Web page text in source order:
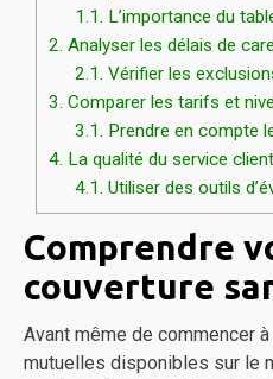
1.1. L’importance du
2. Analyser les délais de
2.1. Vérifier les
3. Comparer les tarifs et
3.1. Prendre en compte
4. La qualité du service client
4.1. Utiliser des outils
Comprendre
couverture
Avant même de commencer
mutuelles disponibles sur le